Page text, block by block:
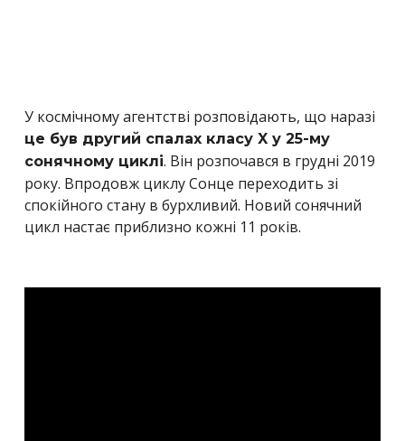
У космічному агентстві розповідають, що наразі
це був другий спалах класу X у 25-му
сонячному циклі. Він розпочався в грудні 2019
року. Впродовж циклу Сонце переходить зі
спокійного стану в бурхливий. Новий сонячний
цикл настає приблизно кожні 11 років.